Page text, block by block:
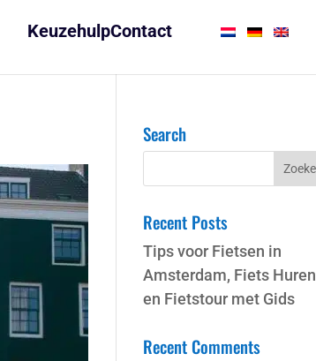
Search
Recent Posts
Tips voor Fietsen in
Amsterdam, Fiets Huren
en Fietstour met Gids
Recent Comments
KeuzehulpContact